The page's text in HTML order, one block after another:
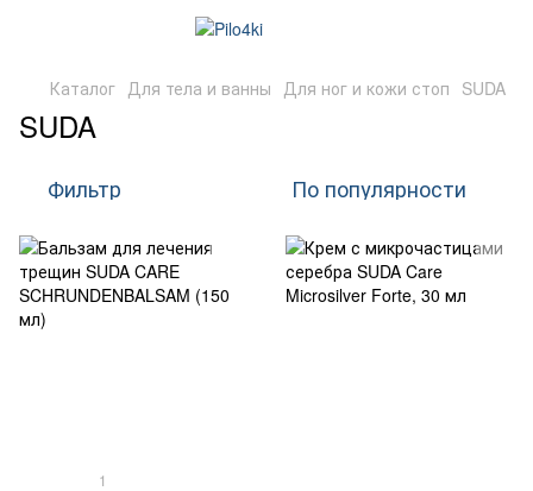
Каталог Для тела и ванны Для ног и кожи стоп SUDA
SUDA
Фильтр По популярности
1